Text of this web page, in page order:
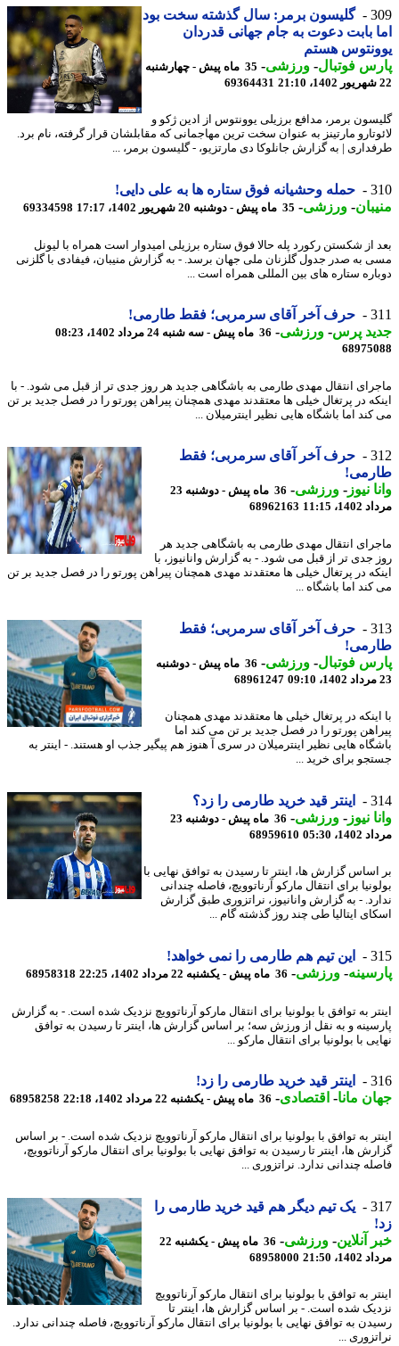
گلیسون برمر: سال گذشته سخت بود
بابت دعوت به جام جهانی قدردان
هستم
فوتبال-ورزشی-
35 ماه پیش - چهارشنبه
69364431
برمر، مدافع برزیلی یوونتوس از ادین ژکو و
مارتینز به عنوان سخت ترین مهاجمانی که مقابلشان قرار گرفته، نام برد.
| به گزارش جانلوکا دی مارتزیو، - گلیسون برمر، ...
حمله وحشیانه فوق ستاره ها به علی دایی!
-ورزشی-35 ماه پیش - دوشنبه 20 شهریور 1402، 17:17 69334598
از شکستن رکورد پله حالا فوق ستاره برزیلی امیدوار است همراه با لیونل
به صدر جدول گلزنان ملی جهان برسد. - به گزارش منیبان، فیفادی با گلزنی
ستاره های بین المللی همراه است ...
حرف آخر آقای سرمربی؛ فقط طارمی!
پرس -ورزشی-36 ماه پیش - سه شنبه 24 مرداد 1402، 08:23
انتقال مهدی طارمی به باشگاهی جدید هر روز جدی تر از قبل می شود. - با
در پرتغال خیلی ها معتقدند مهدی همچنان پیراهن پورتو را در فصل جدید بر تن
اما باشگاه هایی نظیر اینترمیلان ...
حرف آخر آقای سرمربی؛ فقط
نیوز-ورزشی-
36 ماه پیش - دوشنبه 23
11:15
68962163
انتقال مهدی طارمی به باشگاهی جدید هر
جدی تر از قبل می شود. - به گزارش وانانیوز، با
در پرتغال خیلی ها معتقدند مهدی همچنان پیراهن پورتو را در فصل جدید بر تن
اما باشگاه ...
حرف آخر آقای سرمربی؛ فقط
فوتبال-ورزشی-
36 ماه پیش - دوشنبه
68961247
در پرتغال خیلی ها معتقدند مهدی همچنان
پورتو را در فصل جدید بر تن می کند اما
هایی نظیر اینترمیلان در سری آ هنوز هم پیگیر جذب او هستند. - اینتر به
برای خرید ...
اینتر قید خرید طارمی را زد؟
نیوز-ورزشی-
36 ماه پیش - دوشنبه 23
05:30
68959610
گزارش ها، اینتر تا رسیدن به توافق نهایی با
برای انتقال مارکو آرناتوویچ، فاصله چندانی
- به گزارش وانانیوز، نراتزوری طبق گزارش
ایتالیا طی چند روز گذشته گام ...
این تیم هم طارمی را نمی خواهد!
-ورزشی-36 ماه پیش - یکشنبه 22 مرداد 1402، 22:25 68958318
به توافق با بولونیا برای انتقال مارکو آرناتوویچ نزدیک شده است. - به گزارش
و به نقل از ورزش سه؛ بر اساس گزارش ها، اینتر تا رسیدن به توافق
با بولونیا برای انتقال مارکو ...
اینتر قید خرید طارمی را زد!
مانا -اقتصادی-36 ماه پیش - یکشنبه 22 مرداد 1402، 22:18 68958258
به توافق با بولونیا برای انتقال مارکو آرناتوویچ نزدیک شده است. - بر اساس
ها، اینتر تا رسیدن به توافق نهایی با بولونیا برای انتقال مارکو آرناتوویچ،
چندانی ندارد. نراتزوری ...
یک تیم دیگر هم قید خرید طارمی را
آنلاین-ورزشی-
36 ماه پیش - یکشنبه 22
21:50
68958000
به توافق با بولونیا برای انتقال مارکو آرناتوویچ
شده است. - بر اساس گزارش ها، اینتر تا
به توافق نهایی با بولونیا برای انتقال مارکو آرناتوویچ، فاصله چندانی ندارد.
...